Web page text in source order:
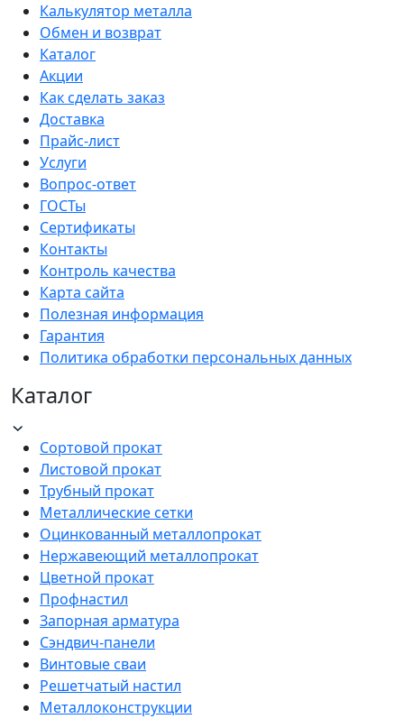
Калькулятор металла
Обмен и возврат
Каталог
Акции
Как сделать заказ
Доставка
Прайс-лист
Услуги
Вопрос-ответ
ГОСТы
Сертификаты
Контакты
Контроль качества
Карта сайта
Полезная информация
Гарантия
Политика обработки персональных данных
Каталог
Сортовой прокат
Листовой прокат
Трубный прокат
Металлические сетки
Оцинкованный металлопрокат
Нержавеющий металлопрокат
Цветной прокат
Профнастил
Запорная арматура
Сэндвич-панели
Винтовые сваи
Решетчатый настил
Металлоконструкции